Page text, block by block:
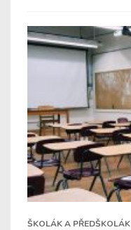
ŠKOLÁK A PŘEDŠKOLÁK